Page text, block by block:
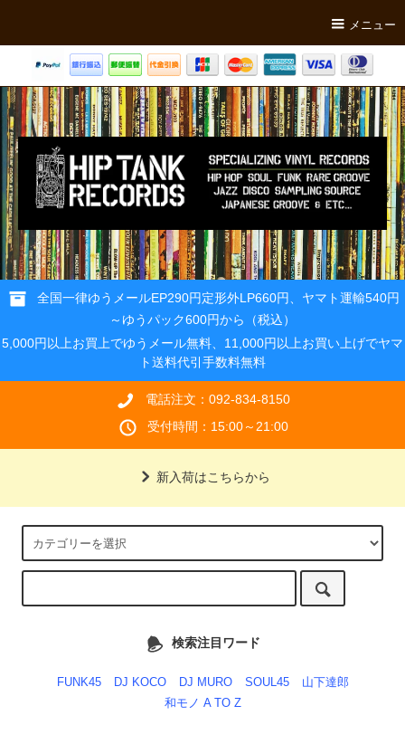
メニュー
全国一律ゆうメールEP290円定形外LP660円、ヤマト運輸540円
～ゆうパック600円から（税込）
5,000円以上お買上でゆうメール無料、11,000円以上お買い上げでヤマ
ト送料代引手数料無料
電話注文：092-834-8150
受付時間：15:00～21:00
新入荷はこちらから
検索注目ワード
FUNK45 DJ KOCO DJ MURO SOUL45
山下達郎
和モノ A TO Z